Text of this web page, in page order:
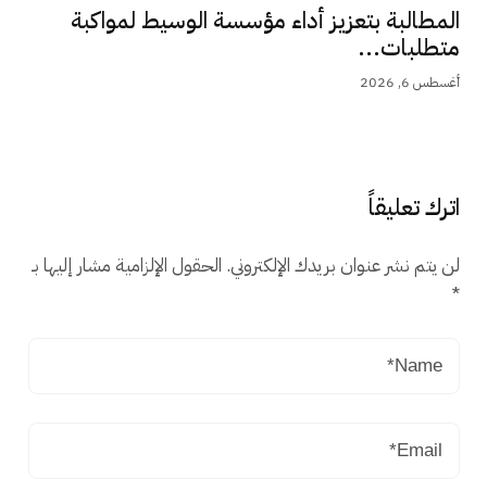
المطالبة بتعزيز أداء مؤسسة الوسيط لمواكبة
متطلبات...
أغسطس 6, 2026
اترك تعليقاً
لن يتم نشر عنوان بريدك الإلكتروني. الحقول الإلزامية مشار إليها بـ
*